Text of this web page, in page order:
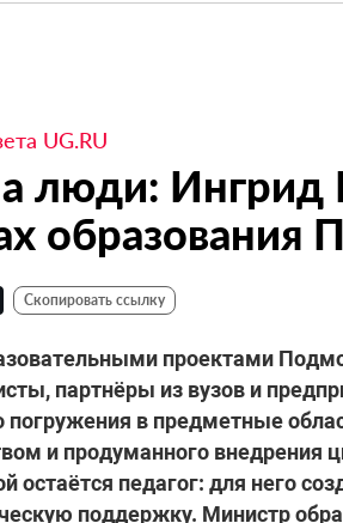
UG.RU
люди: Ингрид
образования
Скопировать ссылку
проектами
партнёры из вузов и
погружения в предметные
и продуманного внедрения
остаётся педагог: для него
поддержку. Министр